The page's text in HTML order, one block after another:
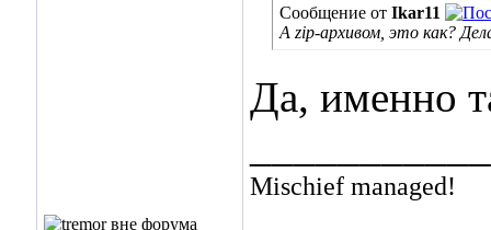
Сообщение от Ikar11
А zip-архивом, это как?
Да, именно
Mischief managed!